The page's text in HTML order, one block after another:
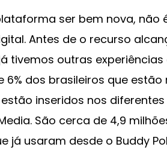
ser bem nova, não
Antes de o recurso
tivemos outras
6% dos brasileiros que
inseridos nos
São cerca de 4,9
já usaram desde o Buddy